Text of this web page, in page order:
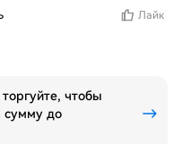
Лайк
чтобы
сумму до